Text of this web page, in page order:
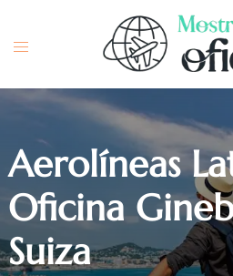
content
Toggle
Aerolíneas
Oficina
Suiza